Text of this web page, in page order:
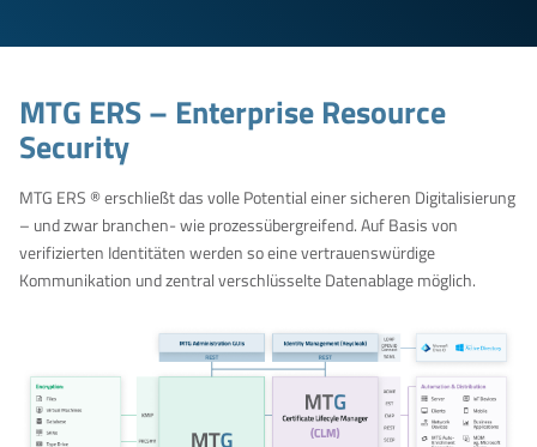
MTG ERS – Enterprise Resource
Security
MTG ERS ® erschließt das volle Potential einer sicheren Digitalisierung
– und zwar branchen- wie prozessübergreifend. Auf Basis von
verifizierten Identitäten werden so eine vertrauenswürdige
Kommunikation und zentral verschlüsselte Datenablage möglich.